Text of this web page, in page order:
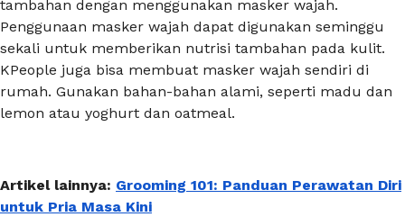
tambahan dengan menggunakan masker wajah.
Penggunaan masker wajah dapat digunakan seminggu
sekali untuk memberikan nutrisi tambahan pada kulit.
KPeople juga bisa membuat masker wajah sendiri di
rumah. Gunakan bahan-bahan alami, seperti madu dan
lemon atau yoghurt dan oatmeal.
Artikel lainnya: Grooming 101: Panduan Perawatan Diri
untuk Pria Masa Kini